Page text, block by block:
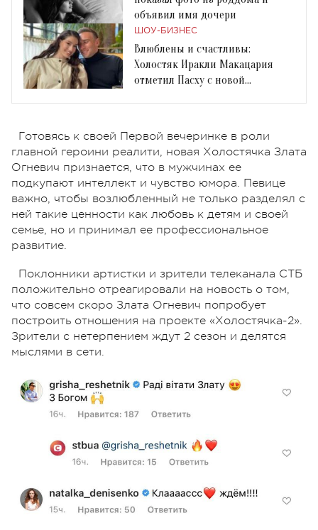
объявил имя дочери
ШОУ-БИЗНЕС
Влюблены и счастливы:
Холостяк Иракли Макацария
отметил Пасху с новой
Готовясь к своей Первой вечеринке в роли
главной героини реалити, новая Холостячка Злата
Огневич признается, что в мужчинах ее
подкупают интеллект и чувство юмора. Певице
важно, чтобы возлюбленный не только разделял с
ней такие ценности как любовь к детям и своей
семье, но и принимал ее профессиональное
развитие.
Поклонники артистки и зрители телеканала СТБ
положительно отреагировали на новость о том,
что совсем скоро Злата Огневич попробует
построить отношения на проекте «Холостячка-2».
Зрители с нетерпением ждут 2 сезон и делятся
мыслями в сети.